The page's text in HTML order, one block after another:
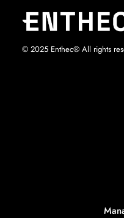
© 2025 Enthec® All rights